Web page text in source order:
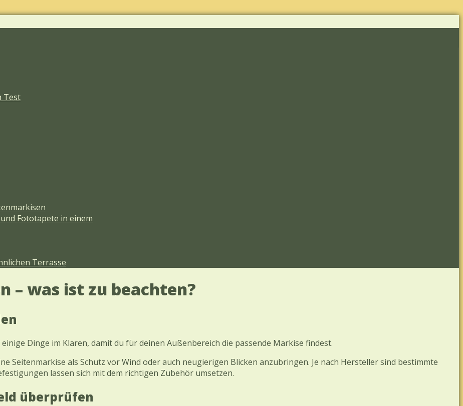
Test
Fototapete in einem
Terrasse
– was ist zu beachten?
Dinge im Klaren, damit du für deinen Außenbereich die passende Markise findest.
Seitenmarkise als Schutz vor Wind oder auch neugierigen Blicken anzubringen. Je nach Hersteller sind bestimmte
lassen sich mit dem richtigen Zubehör umsetzen.
überprüfen